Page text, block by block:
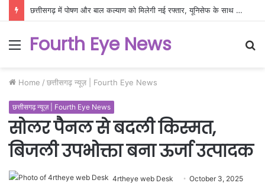
छत्तीसगढ़ में पोषण और बाल कल्याण को मिलेगी नई रफ्तार, यूनिसेफ के साथ बनी नवाचार आधारित रणनीति
Menu
Fourth Eye News
Home / छत्तीसगढ़ न्यूज़ | Fourth Eye News
छत्तीसगढ़ न्यूज़ | Fourth Eye News
सोलर पैनल से बदली किस्मत,
बिजली उपभोक्ता बना ऊर्जा उत्पादक
4rtheye web Desk October 3, 2025